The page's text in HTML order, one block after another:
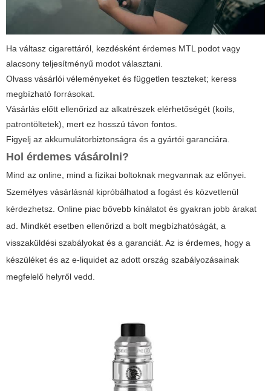
Ha váltasz cigarettáról, kezdésként érdemes MTL podot vagy
alacsony teljesítményű modot választani.
Olvass vásárlói véleményeket és független teszteket; keress
megbízható forrásokat.
Vásárlás előtt ellenőrizd az alkatrészek elérhetőségét (koils,
patrontöltetek), mert ez hosszú távon fontos.
Figyelj az akkumulátorbiztonságra és a gyártói garanciára.
Hol érdemes vásárolni?
Mind az online, mind a fizikai boltoknak megvannak az előnyei.
Személyes vásárlásnál kipróbálhatod a fogást és közvetlenül
kérdezhetsz. Online piac bővebb kínálatot és gyakran jobb árakat
ad. Mindkét esetben ellenőrizd a bolt megbízhatóságát, a
visszaküldési szabályokat és a garanciát. Az is érdemes, hogy a
készüléket és az e-liquidet az adott ország szabályozásainak
megfelelő helyről vedd.